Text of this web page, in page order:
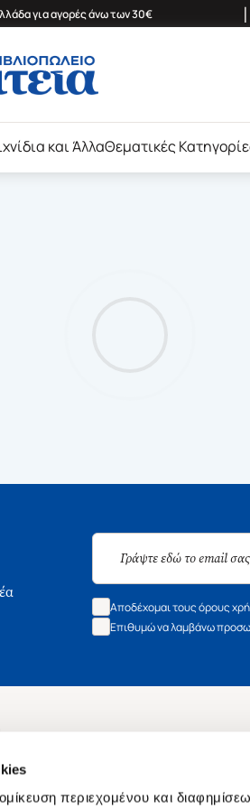
περιεχομένου και
για αγορές άνω των 30€ |
και ΆλλαΘεματικές
Αποδέχομαι τους όρους
Επιθυμώ να λαμβάνω